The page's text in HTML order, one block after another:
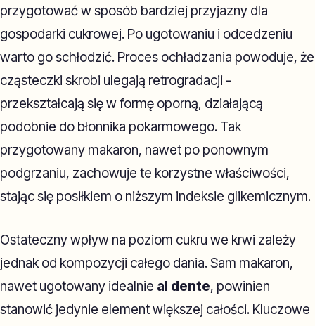
przygotować w sposób bardziej przyjazny dla
gospodarki cukrowej. Po ugotowaniu i odcedzeniu
warto go schłodzić. Proces ochładzania powoduje, że
cząsteczki skrobi ulegają retrogradacji -
przekształcają się w formę oporną, działającą
podobnie do błonnika pokarmowego. Tak
przygotowany makaron, nawet po ponownym
podgrzaniu, zachowuje te korzystne właściwości,
stając się posiłkiem o niższym indeksie glikemicznym.
Ostateczny wpływ na poziom cukru we krwi zależy
jednak od kompozycji całego dania. Sam makaron,
nawet ugotowany idealnie al dente, powinien
stanowić jedynie element większej całości. Kluczowe